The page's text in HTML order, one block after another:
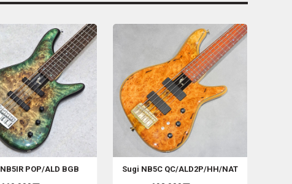
NB5IR POP/ALD BGB Sugi NB5C QC/ALD2P/HH/NAT